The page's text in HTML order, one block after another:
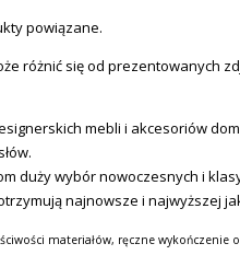
powiązane.
różnić się od prezentowanych
mebli i akcesoriów
duży wybór nowoczesnych i
najnowsze i najwyższej
materiałów, ręczne